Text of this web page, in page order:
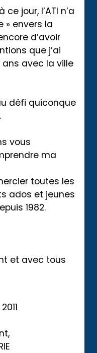
jour, l’ATI n’a
» envers la
d’avoir
que j’ai
avec la ville
défi quiconque
vous
ma
toutes les
ados et jeunes
1982.
et avec tous